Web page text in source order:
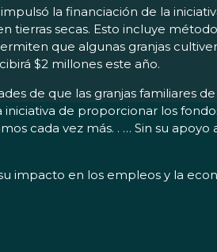
la financiación de la
tierras secas. Esto incluye
que algunas granjas
$2 millones este año.
de que las granjas familiares
de proporcionar los
cada vez más. . … Sin su apoyo
impacto en los empleos y la